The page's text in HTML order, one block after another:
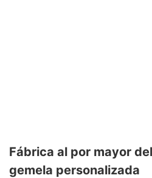
Fábrica al por mayor
gemela personalizada